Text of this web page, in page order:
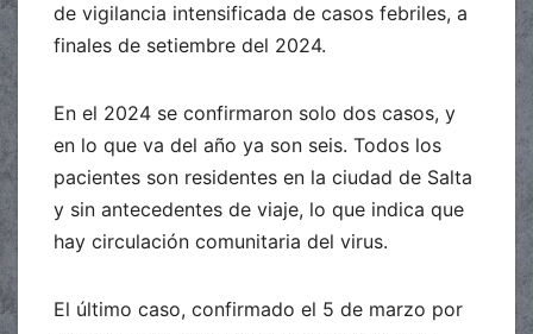
de vigilancia intensificada de casos febriles, a
finales de setiembre del 2024.
En el 2024 se confirmaron solo dos casos, y
en lo que va del año ya son seis. Todos los
pacientes son residentes en la ciudad de Salta
y sin antecedentes de viaje, lo que indica que
hay circulación comunitaria del virus.
El último caso, confirmado el 5 de marzo por